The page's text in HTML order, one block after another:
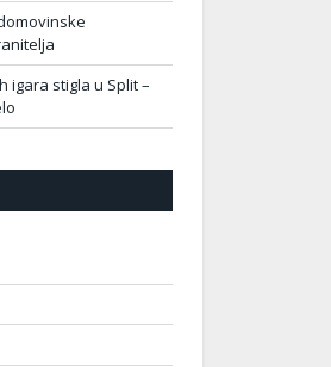
igara stigla u Split –